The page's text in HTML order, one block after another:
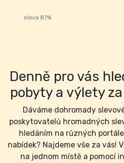
sleva 87%
Denně pro vás
pobyty a výlety
Dáváme dohromady
poskytovatelů hromadných
hledáním na různých
nabídek? Najdeme vše za vás!
na jednom místě a pomocí